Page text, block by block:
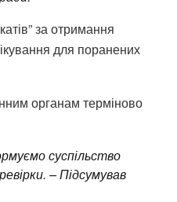
за отримання
для поранених
органам терміново
суспільство
– Підсумував